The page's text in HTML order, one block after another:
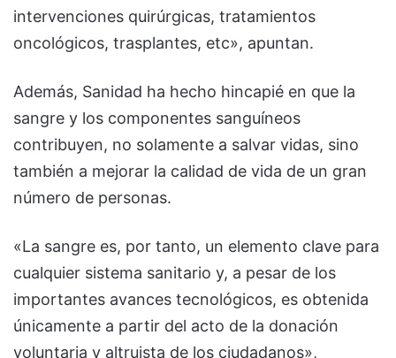
intervenciones quirúrgicas, tratamientos
oncológicos, trasplantes, etc», apuntan.
Además, Sanidad ha hecho hincapié en que la
sangre y los componentes sanguíneos
contribuyen, no solamente a salvar vidas, sino
también a mejorar la calidad de vida de un gran
número de personas.
«La sangre es, por tanto, un elemento clave para
cualquier sistema sanitario y, a pesar de los
importantes avances tecnológicos, es obtenida
únicamente a partir del acto de la donación
voluntaria y altruista de los ciudadanos»,